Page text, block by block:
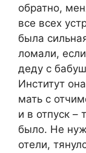
обратно,
все всех
была
ломали,
деду с
Институт
мать с
и в отпуск –
было. Не
отели,